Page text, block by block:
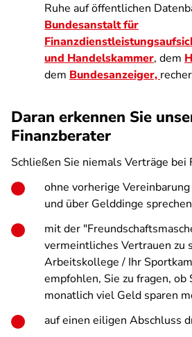
Ruhe auf öffentlichen
Bundesanstalt für
und Handelskammer, dem
dem Bundesanzeiger,
Daran erkennen Sie
Finanzberater
Schließen Sie niemals Verträge bei
ohne vorherige
und über Gelddinge
mit der
vermeintliches Vertrauen zu
Arbeitskollege / Ihr
empfohlen, Sie zu fragen, ob
monatlich viel Geld sparen
auf einen eiligen Abschluss